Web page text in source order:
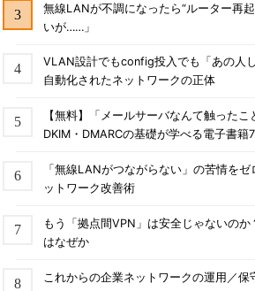
無線LANが不調になったら“ルーター再
いが……」
VLAN設計でもconfig投入でも「あの人
自動化されたネットワークの正体
【無料】「メールサーバなんて触った
DKIM・DMARCの基礎が学べる電子書籍
「無線LANがつながらない」の苦情を
ットワーク改善術
もう「拠点間VPN」は安全じゃないの
はなぜか
これからの企業ネットワークの運用／